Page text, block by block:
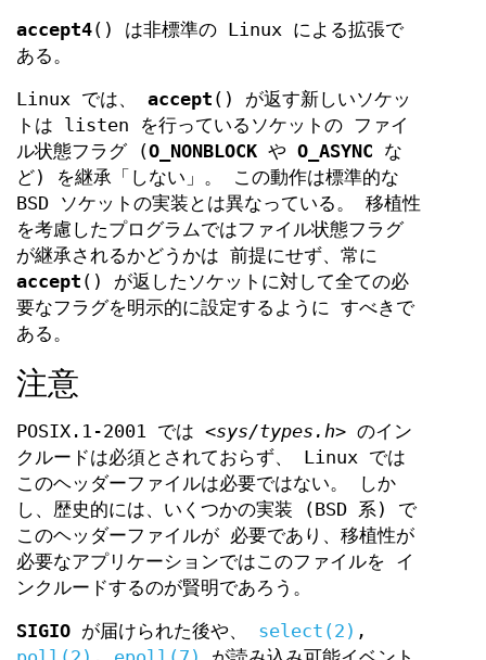
accept4() は非標準の Linux による拡張で
ある。
Linux では、 accept () が返す新しいソケッ
トは listen を行っているソケットの ファイ
ル状態フラグ (O_NONBLOCK や O_ASYNC な
ど) を継承「しない」。 この動作は標準的な
BSD ソケットの実装とは異なっている。 移植性
を考慮したプログラムではファイル状態フラグ
が継承されるかどうかは 前提にせず、常に
accept () が返したソケットに対して全ての必
要なフラグを明示的に設定するように すべきで
ある。
注意
POSIX.1-2001 では <sys/types.h> のイン
クルードは必須とされておらず、 Linux では
このヘッダーファイルは必要ではない。 しか
し、歴史的には、いくつかの実装 (BSD 系) で
このヘッダーファイルが 必要であり、移植性が
必要なアプリケーションではこのファイルを イ
ンクルードするのが賢明であろう。
SIGIO が届けられた後や、 select(2) ,